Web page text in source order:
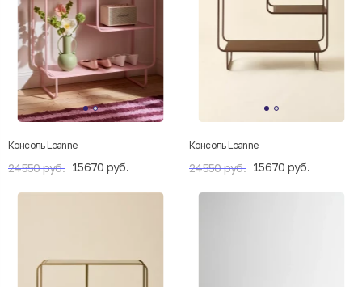
Консоль Loanne
24550 руб. 15670 руб.
Консоль Loanne
24550 руб. 15670 руб.